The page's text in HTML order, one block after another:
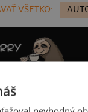
VŠETKO: